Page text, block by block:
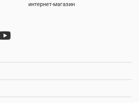
интернет-магазин